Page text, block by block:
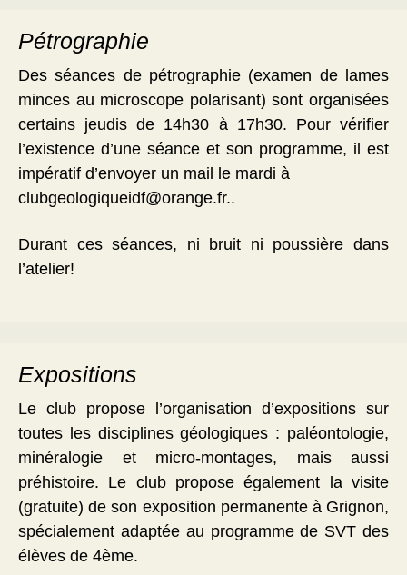
Pétrographie
Des séances de pétrographie (examen de lames
minces au microscope polarisant) sont organisées
certains jeudis de 14h30 à 17h30. Pour vérifier
l’existence d’une séance et son programme, il est
impératif d’envoyer un mail le mardi à
clubgeologiqueidf@orange.fr..
Durant ces séances, ni bruit ni poussière dans
l’atelier!
Expositions
Le club propose l’organisation d’expositions sur
toutes les disciplines géologiques : paléontologie,
minéralogie et micro-montages, mais aussi
préhistoire. Le club propose également la visite
(gratuite) de son exposition permanente à Grignon,
spécialement adaptée au programme de SVT des
élèves de 4ème.